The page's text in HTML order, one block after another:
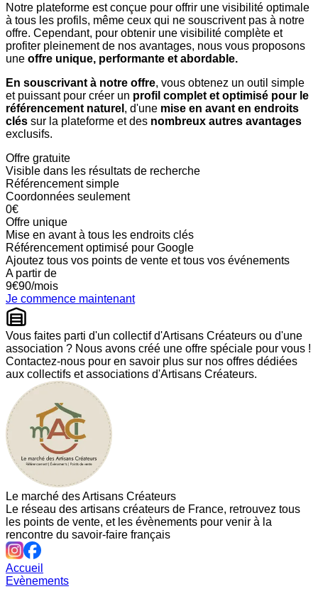
Notre plateforme est conçue pour offrir une visibilité optimale
à tous les profils, même ceux qui ne souscrivent pas à notre
offre. Cependant, pour obtenir une visibilité complète et
profiter pleinement de nos avantages, nous vous proposons
une offre unique, performante et abordable.
En souscrivant à notre offre, vous obtenez un outil simple
et puissant pour créer un profil complet et optimisé pour le
référencement naturel , d'une mise en avant en endroits
clés sur la plateforme et des nombreux autres avantages
exclusifs.
Offre gratuite
Visible dans les résultats de recherche
Référencement simple
Coordonnées seulement
0€
Offre unique
Mise en avant à tous les endroits clés
Référencement optimisé pour Google
Ajoutez tous vos points de vente et tous vos événements
A partir de
9€90/mois
Je commence maintenant
Vous faites parti d'un collectif d'Artisans Créateurs ou d'une
association ? Nous avons créé une offre spéciale pour vous !
Contactez-nous pour en savoir plus sur nos offres dédiées
aux collectifs et associations d'Artisans Créateurs.
Le marché des Artisans Créateurs
Le réseau des artisans créateurs de France, retrouvez tous
les points de vente, et les évènements pour venir à la
rencontre du savoir-faire français
Accueil
Evènements